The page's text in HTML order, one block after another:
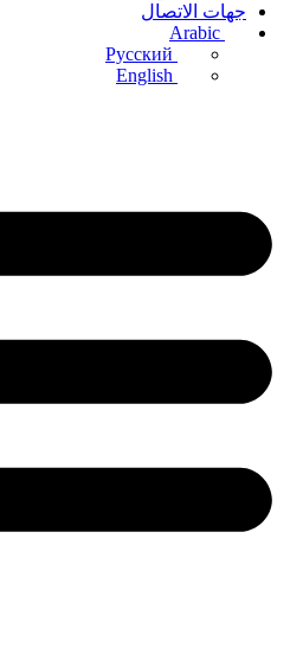
جهات الاتصال
Arabic
Русский
English